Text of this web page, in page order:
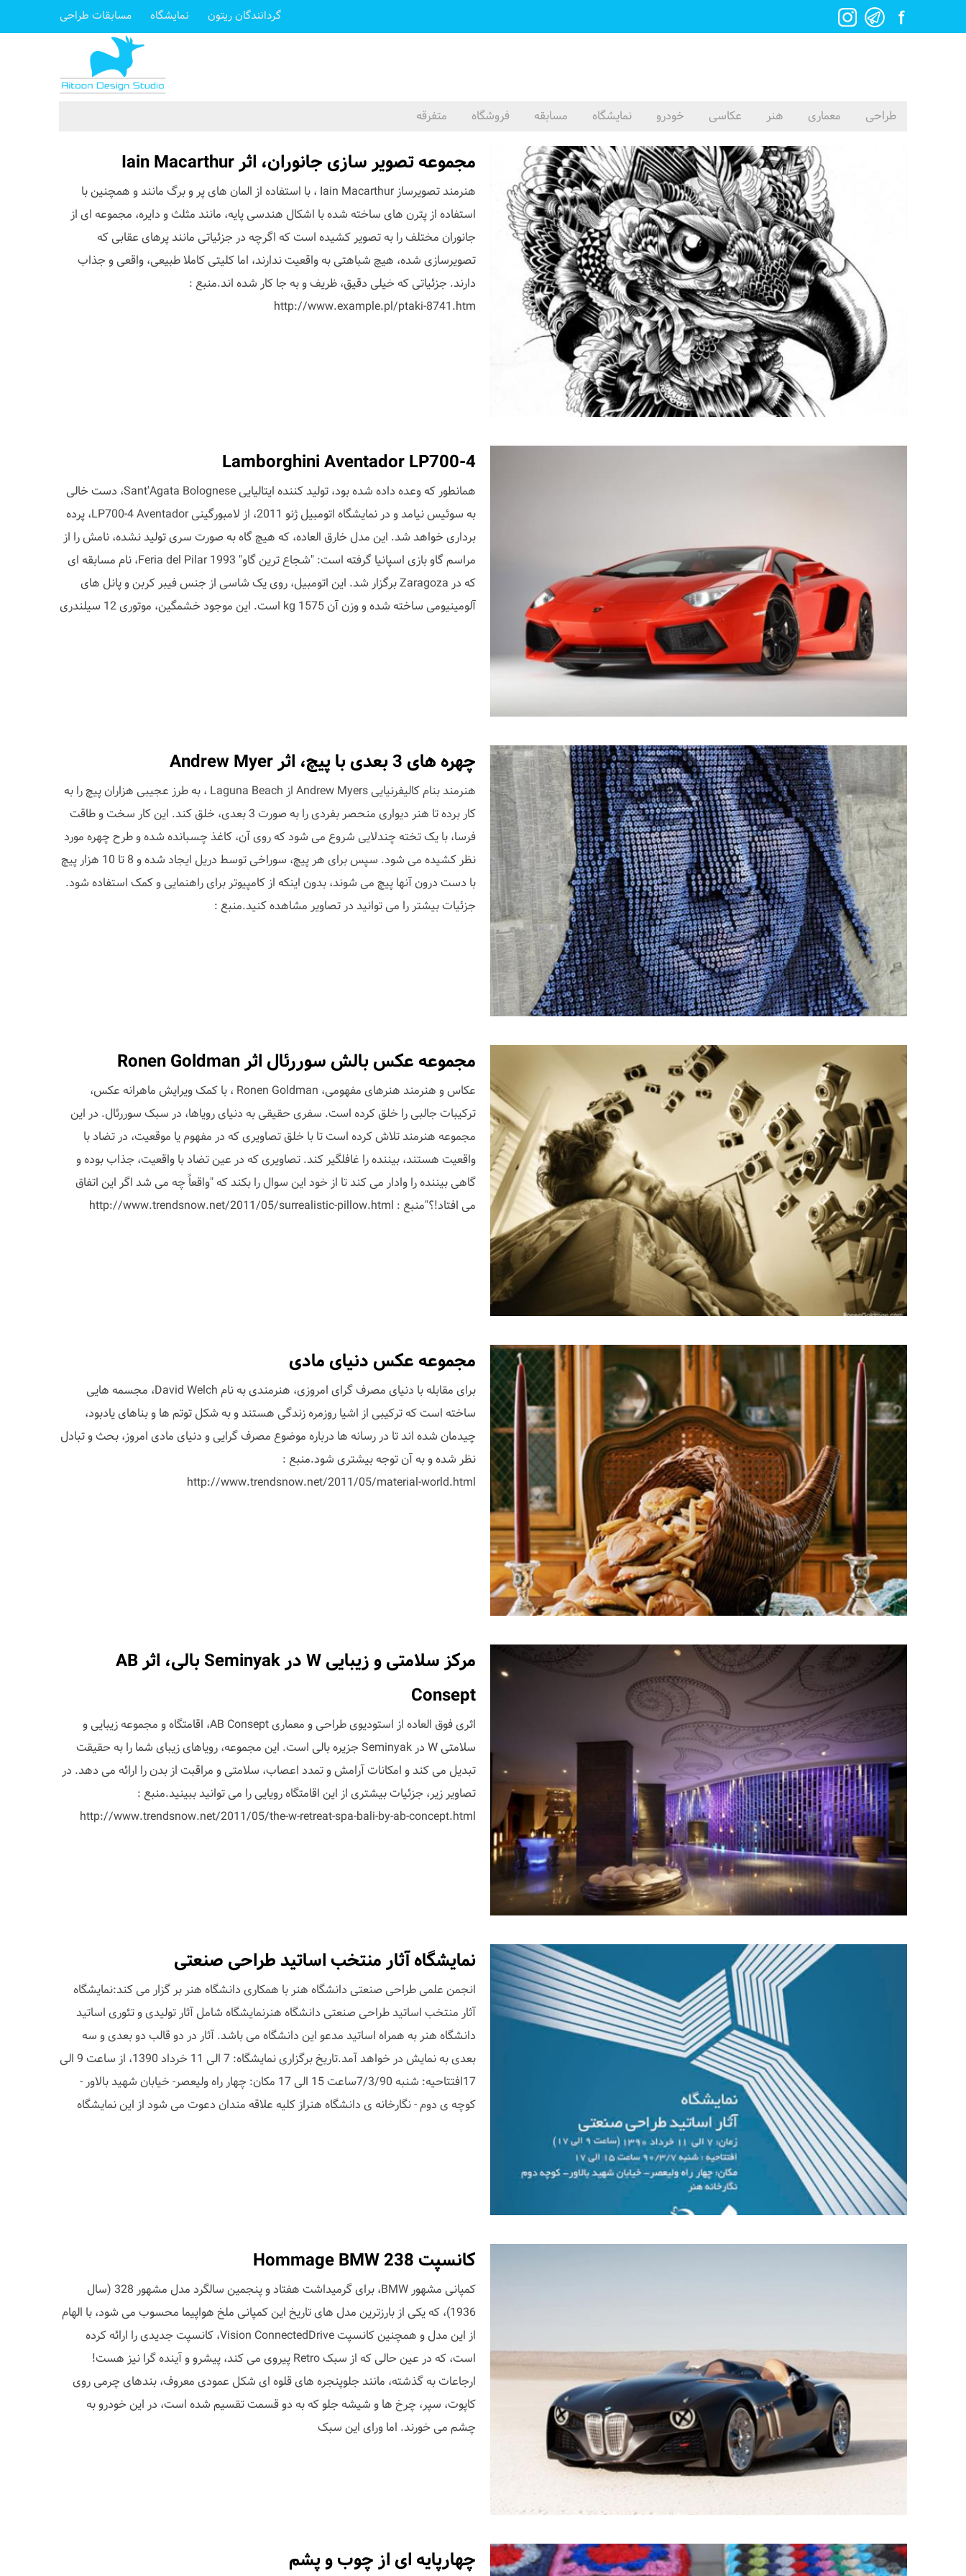
گردانندگان ریتون نمایشگاه مسابقات طراحی
طراحی معماری هنر عکاسی خودرو نمایشگاه مسابقه فروشگاه متفرقه
مجموعه تصویر سازی جانوران، اثر Iain Macarthur
هنرمند تصویرساز Iain Macarthur ، با استفاده از المان های پر و برگ مانند و همچنین با
استفاده از پترن های ساخته شده با اشکال هندسی پایه، مانند مثلث و دایره، مجموعه ای از
جانوران مختلف را به تصویر کشیده است که اگرچه در جزئیاتی مانند پرهای عقابی که
تصویرسازی شده، هیچ شباهتی به واقعیت ندارند، اما کلیتی کاملا طبیعی، واقعی و جذاب
دارند. جزئیاتی که خیلی دقیق، ظریف و به جا کار شده اند.منبع :
http://www.example.pl/ptaki-8741.htm
Lamborghini Aventador LP700-4
همانطور که وعده داده شده بود، تولید کننده ایتالیایی Sant'Agata Bolognese، دست خالی
به سوئیس نیامد و در نمایشگاه اتومبیل ژنو 2011، از لامبورگینی LP700-4 Aventador، پرده
برداری خواهد شد. این مدل خارق العاده، که هیچ گاه به صورت سری تولید نشده، نامش را از
مراسم گاو بازی اسپانیا گرفته است: "شجاع ترین گاو" Feria del Pilar 1993، نام مسابقه ای
که در Zaragoza برگزار شد. این اتومبیل، روی یک شاسی از جنس فیبر کربن و پانل های
آلومینیومی ساخته شده و وزن آن 1575 kg است. این موجود خشمگین، موتوری 12 سیلندری
چهره های 3 بعدی با پیچ، اثر Andrew Myer
هنرمند بنام کالیفرنیایی Andrew Myers از Laguna Beach ، به طرز عجیبی هزاران پیچ را به
کار برده تا هنر دیواری منحصر بفردی را به صورت 3 بعدی، خلق کند. این کار سخت و طاقت
فرسا، با یک تخته چندلایی شروع می شود که روی آن، کاغذ چسبانده شده و طرح چهره مورد
نظر کشیده می شود. سپس برای هر پیچ، سوراخی توسط دریل ایجاد شده و 8 تا 10 هزار پیچ
با دست درون آنها پیچ می شوند، بدون اینکه از کامپیوتر برای راهنمایی و کمک استفاده شود.
جزئیات بیشتر را می توانید در تصاویر مشاهده کنید.منبع :
مجموعه عکس بالش سوررئال اثر Ronen Goldman
عکاس و هنرمند هنرهای مفهومی، Ronen Goldman ، با کمک ویرایش ماهرانه عکس،
ترکیبات جالبی را خلق کرده است. سفری حقیقی به دنیای رویاها، در سبک سوررئال. در این
مجموعه هنرمند تلاش کرده است تا با خلق تصاویری که در مفهوم یا موقعیت، در تضاد با
واقعیت هستند، بیننده را غافلگیر کند. تصاویری که در عین تضاد با واقعیت، جذاب بوده و
گاهی بیننده را وادار می کند تا از خود این سوال را بکند که "واقعاً چه می شد اگر این اتفاق
می افتاد!؟"منبع : http://www.trendsnow.net/2011/05/surrealistic-pillow.html
مجموعه عکس دنیای مادی
برای مقابله با دنیای مصرف گرای امروزی، هنرمندی به نام David Welch، مجسمه هایی
ساخته است که ترکیبی از اشیا روزمره زندگی هستند و به شکل توتم ها و بناهای یادبود،
چیدمان شده اند تا در رسانه ها درباره موضوع مصرف گرایی و دنیای مادی امروز، بحث و تبادل
نظر شده و به آن توجه بیشتری شود.منبع :
http://www.trendsnow.net/2011/05/material-world.html
مرکز سلامتی و زیبایی W در Seminyak بالی، اثر AB
Consept
اثری فوق العاده از استودیوی طراحی و معماری AB Consept، اقامتگاه و مجموعه زیبایی و
سلامتی W در Seminyak جزیره بالی است. این مجموعه، رویاهای زیبای شما را به حقیقت
تبدیل می کند و امکانات آرامش و تمدد اعصاب، سلامتی و مراقبت از بدن را ارائه می دهد. در
تصاویر زیر، جزئیات بیشتری از این اقامتگاه رویایی را می توانید ببینید.منبع :
http://www.trendsnow.net/2011/05/the-w-retreat-spa-bali-by-ab-concept.html
نمایشگاه آثار منتخب اساتید طراحی صنعتی
انجمن علمی طراحی صنعتی دانشگاه هنر با همکاری دانشگاه هنر بر گزار می کند:نمایشگاه
آثار منتخب اساتید طراحی صنعتی دانشگاه هنرنمایشگاه شامل آثار تولیدی و تئوری اساتید
دانشگاه هنر به همراه اساتید مدعو این دانشگاه می باشد. آثار در دو قالب دو بعدی و سه
بعدی به نمایش در خواهد آمد.تاریخ برگزاری نمایشگاه: 7 الی 11 خرداد 1390، از ساعت 9 الی
17افتتاحیه: شنبه 7/3/90ساعت 15 الی 17 مکان: چهار راه ولیعصر- خیابان شهید بالاور -
کوچه ی دوم - نگارخانه ی دانشگاه هنراز کلیه علاقه مندان دعوت می شود از این نمایشگاه
کانسپت 238 Hommage BMW
کمپانی مشهور BMW، برای گرمیداشت هفتاد و پنجمین سالگرد مدل مشهور 328 (سال
1936)، که یکی از بارزترین مدل های تاریخ این کمپانی ملخ هواپیما محسوب می شود، با الهام
از این مدل و همچنین کانسپت Vision ConnectedDrive، کانسپت جدیدی را ارائه کرده
است، که در عین حالی که از سبک Retro پیروی می کند، پیشرو و آینده گرا نیز هست!
ارجاعات به گذشته، مانند جلوپنجره های قلوه ای شکل عمودی معروف، بندهای چرمی روی
کاپوت، سپر، چرخ ها و شیشه جلو که به دو قسمت تقسیم شده است، در این خودرو به
چشم می خورند. اما ورای این سبک
چهارپایه ای از چوب و پشم